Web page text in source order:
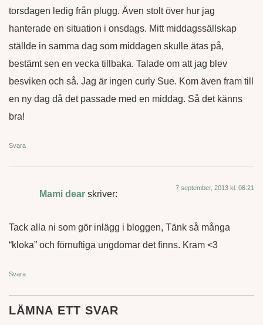
torsdagen ledig från plugg. Även stolt över hur jag
hanterade en situation i onsdags. Mitt middagssällskap
ställde in samma dag som middagen skulle ätas på,
bestämt sen en vecka tillbaka. Talade om att jag blev
besviken och så. Jag är ingen curly Sue. Kom även fram till
en ny dag då det passade med en middag. Så det känns
bra!
Svara
Mami dear skriver:
7 september, 2013 kl. 08:21
Tack alla ni som gör inlägg i bloggen, Tänk så många
“kloka” och förnuftiga ungdomar det finns. Kram <3
Svara
LÄMNA ETT SVAR